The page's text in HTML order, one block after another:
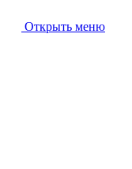
Открыть меню